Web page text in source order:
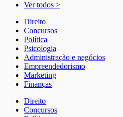
Ver todos >
Direito
Concursos
Política
Psicologia
Administração e negócios
Empreendedorismo
Marketing
Finanças
Direito
Concursos